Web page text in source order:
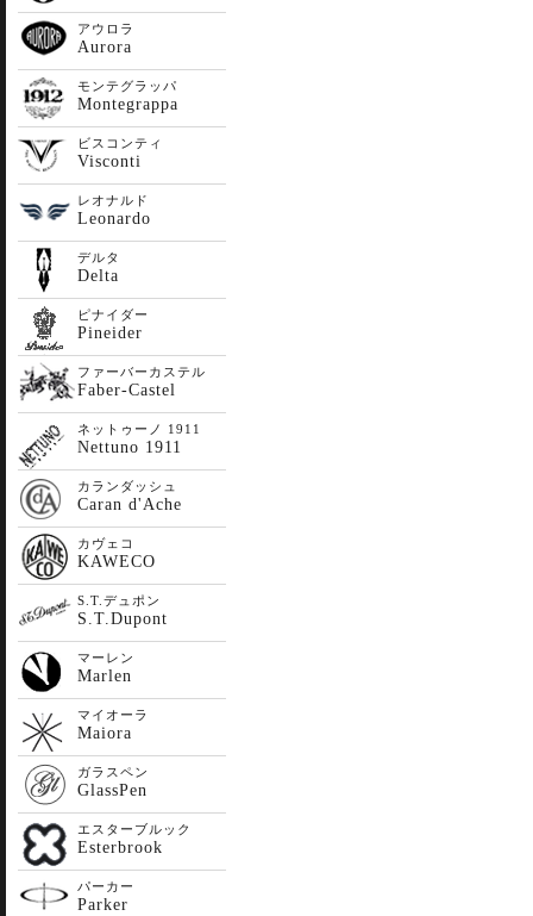
アウロラ
Aurora
モンテグラッパ
Montegrappa
ビスコンティ
Visconti
レオナルド
Leonardo
デルタ
Delta
ピナイダー
Pineider
ファーバーカステル
Faber-Castel
ネットゥーノ 1911
Nettuno 1911
カランダッシュ
Caran d'Ache
カヴェコ
KAWECO
S.T.デュポン
S.T.Dupont
マーレン
Marlen
マイオーラ
Maiora
ガラスペン
GlassPen
エスターブルック
Esterbrook
パーカー
Parker